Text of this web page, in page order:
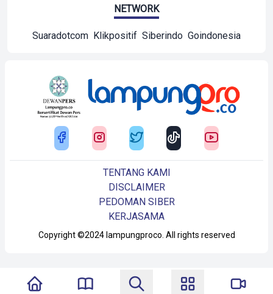
NETWORK
Suaradotcom Klikpositif Siberindo Goindonesia
Copyright ©2024 lampungproco. All rights reserved
TENTANG KAMI
DISCLAIMER
PEDOMAN SIBER
KERJASAMA